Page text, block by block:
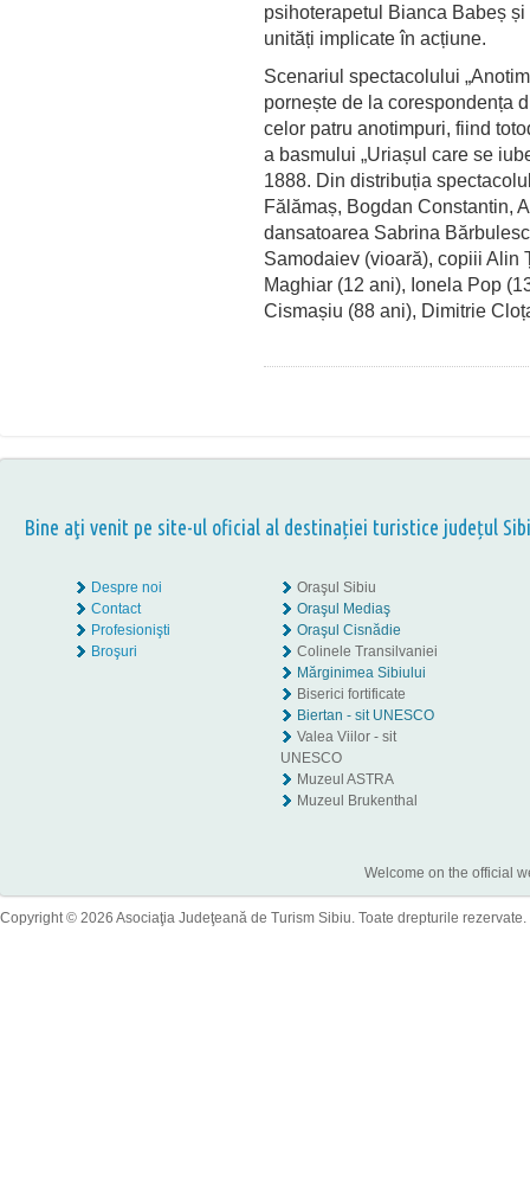
psihoterapetul Bianca Babeș
unități implicate în acțiune.
Scenariul spectacolului
pornește de la corespondența
celor patru anotimpuri, fiind
a basmului „Uriașul care se
1888. Din distribuția
Fălămaș, Bogdan Constantin,
dansatoarea Sabrina
Samodaiev (vioară), copiii Alin
Maghiar (12 ani), Ionela Pop
Cismașiu (88 ani), Dimitrie
Bine aţi venit pe site-ul oficial al destinației turistice județul
Despre noi
Contact
Profesionişti
Broşuri
Oraşul Sibiu
Oraşul Mediaş
Oraşul Cisnădie
Colinele Transilvaniei
Mărginimea Sibiului
Biserici fortificate
Biertan - sit UNESCO
Valea Viilor - sit
UNESCO
Muzeul ASTRA
Muzeul Brukenthal
Welcome on the official
Copyright © 2026 Asociaţia Judeţeană de Turism Sibiu. Toate drepturile rezervate.